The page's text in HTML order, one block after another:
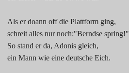
Als er doann off die Plattform ging,
schreit alles nur noch:"Berndse spring!"
So stand er da, Adonis gleich,
ein Mann wie eine deutsche Eich.